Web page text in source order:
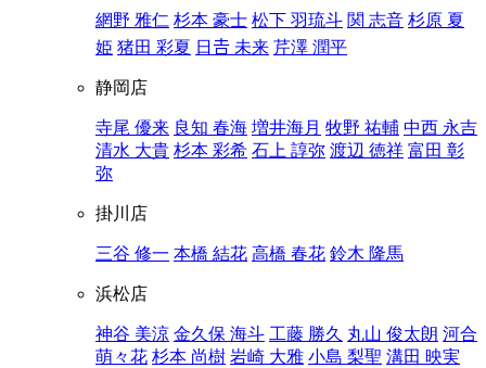
網野 雅仁 杉本 豪士 松下 羽琉斗 関 志音 杉原 夏
姫 猪田 彩夏 日𠮷 未来 芹澤 潤平
静岡店
寺尾 優来 良知 春海 増井海月 牧野 祐輔 中西 永吉
清水 大貴 杉本 彩希 石上 諄弥 渡辺 徳祥 富田 彰
弥
掛川店
三谷 修一 本橋 結花 高橋 春花 鈴木 隆馬
浜松店
神谷 美涼 金久保 海斗 工藤 勝久 丸山 俊太朗 河合
萌々花 杉本 尚樹 岩崎 大雅 小島 梨聖 溝田 映実